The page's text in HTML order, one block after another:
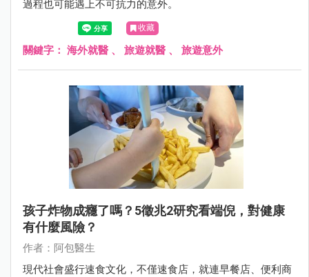
過程也可能遇上不可抗力的意外。
收藏
關鍵字： 海外就醫 、 旅遊就醫 、 旅遊意外
孩子炸物成癮了嗎？5徵兆2研究看端倪，對健康
有什麼風險？
作者：阿包醫生
現代社會盛行速食文化，不僅速食店，就連早餐店、便利商